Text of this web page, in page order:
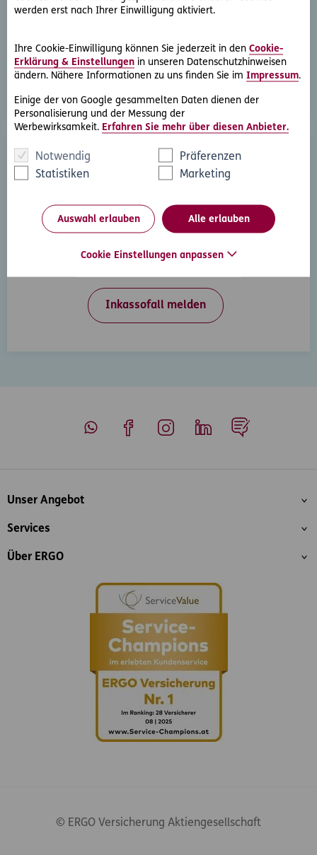
werden erst nach Ihrer Einwilligung aktiviert.
Ihre Cookie-Einwilligung können Sie jederzeit in den Cookie-
Erklärung & Einstellungen in unseren Datenschutzhinweisen
ändern. Nähere Informationen zu uns finden Sie im Impressum.
Einige der von Google gesammelten Daten dienen der
Personalisierung und der Messung der
Werbewirksamkeit. Erfahren Sie mehr über diesen Anbieter.
Notwendig
Präferenzen
Statistiken
Marketing
Auswahl erlauben Alle erlauben
Cookie Einstellungen anpassen
Sie benötigen ein Schreiben an die gegnerische Partei
Rechtsschutzfall melden
Inkasso-Rechtsschutz
Wenn Ihre Kunden in Zahlungsverzug geraten, hilft
Inkassofall melden
Inhaltsübersicht
Unser Angebot
Services
Über ERGO
© ERGO Versicherung Aktiengesellschaft